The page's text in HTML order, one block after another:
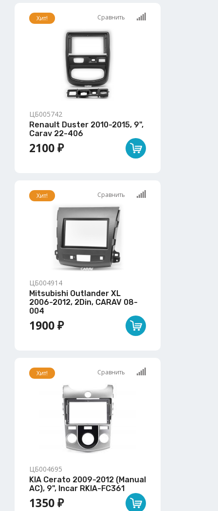
Хит! Сравнить
ЦБ005742
Renault Duster 2010-2015, 9",
Carav 22-406
2100 ₽
Хит! Сравнить
ЦБ004914
Mitsubishi Outlander XL
2006-2012, 2Din, CARAV 08-
004
1900 ₽
Хит! Сравнить
ЦБ004695
KIA Cerato 2009-2012 (Manual
AC), 9", Incar RKIA-FC361
1350 ₽